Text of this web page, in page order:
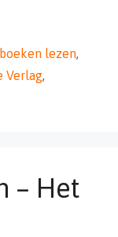
boeken lezen,
Verlag,
– Het